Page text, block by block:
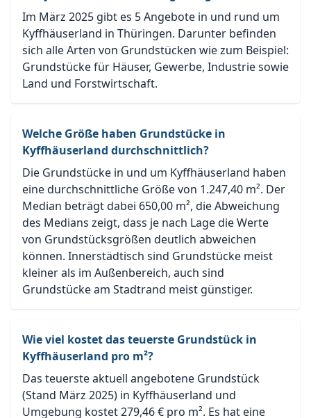
Im März 2025 gibt es 5 Angebote in und rund um
Kyffhäuserland in Thüringen. Darunter befinden
sich alle Arten von Grundstücken wie zum Beispiel:
Grundstücke für Häuser, Gewerbe, Industrie sowie
Land und Forstwirtschaft.
Welche Größe haben Grundstücke in
Kyffhäuserland durchschnittlich?
Die Grundstücke in und um Kyffhäuserland haben
eine durchschnittliche Größe von 1.247,40 m². Der
Median beträgt dabei 650,00 m², die Abweichung
des Medians zeigt, dass je nach Lage die Werte
von Grundstücksgrößen deutlich abweichen
können. Innerstädtisch sind Grundstücke meist
kleiner als im Außenbereich, auch sind
Grundstücke am Stadtrand meist günstiger.
Wie viel kostet das teuerste Grundstück in
Kyffhäuserland pro m²?
Das teuerste aktuell angebotene Grundstück
(Stand März 2025) in Kyffhäuserland und
Umgebung kostet 279,46 € pro m². Es hat eine